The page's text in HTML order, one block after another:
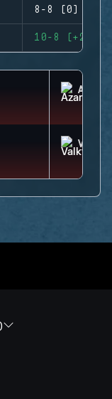
8-8 (0)
10-8 (+2)
AZAMI